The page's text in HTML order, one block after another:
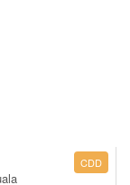
CDD